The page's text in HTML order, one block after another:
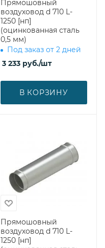
Прямошовный
воздуховод d 710 L-
1250 [нп]
(оцинкованная сталь
0,5 мм)
Под заказ от 2 дней
3 233руб./шт
В КОРЗИНУ
Прямошовный
воздуховод d 710 L-
1250 [нп]